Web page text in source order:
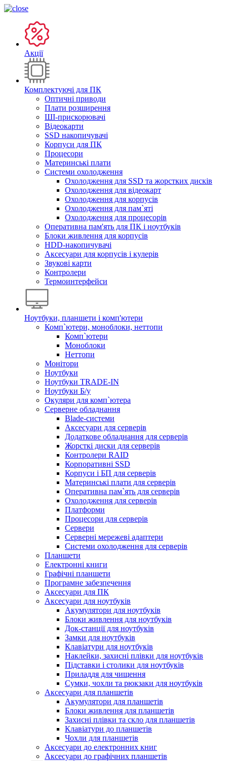
Акції
Комплектуючі для ПК
Оптичні приводи
Плати розширення
ШІ-прискорювачі
Відеокарти
SSD накопичувачі
Корпуси для ПК
Процесори
Материнські плати
Системи охолодження
Охолодження для SSD та жорстких дисків
Охолодження для відеокарт
Охолодження для корпусів
Охолодження для пам`яті
Охолодження для процесорів
Оперативна пам'ять для ПК і ноутбуків
Блоки живлення для корпусів
HDD-накопичувачі
Аксесуари для корпусів і кулерів
Звукові карти
Контролери
Термоинтерфейси
Ноутбуки, планшети і комп'ютери
Комп`ютери, моноблоки, неттопи
Комп`ютери
Моноблоки
Неттопи
Монітори
Ноутбуки
Ноутбуки TRADE-IN
Ноутбуки Б/у
Окуляри для комп`ютера
Серверне обладнання
Blade-системи
Аксесуари для серверів
Додаткове обладнання для серверів
Жорсткі диски для серверів
Контролери RAID
Корпоративні SSD
Корпуси і БП для серверів
Материнські плати для серверів
Оперативна пам`ять для серверів
Охолодження для серверів
Платформи
Процесори для серверів
Сервери
Серверні мережеві адаптери
Системи охолодження для серверів
Планшети
Електронні книги
Графічні планшети
Програмне забезпечення
Аксесуари для ПК
Аксесуари для ноутбуків
Акумулятори для ноутбуків
Блоки живлення для ноутбуків
Док-станції для ноутбуків
Замки для ноутбуків
Клавіатури для ноутбуків
Наклейки, захисні плівки для ноутбуків
Підставки і столики для ноутбуків
Приладдя для чищення
Сумки, чохли та рюкзаки для ноутбуків
Аксесуари для планшетів
Акумулятори для планшетів
Блоки живлення для планшетів
Захисні плівки та скло для планшетів
Клавіатури до планшетів
Чохли для планшетів
Аксесуари до електронних книг
Аксесуари дo графічних планшетів